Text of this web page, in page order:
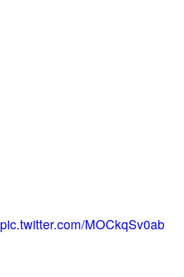
pic.twitter.com/MOCkqSv0ab